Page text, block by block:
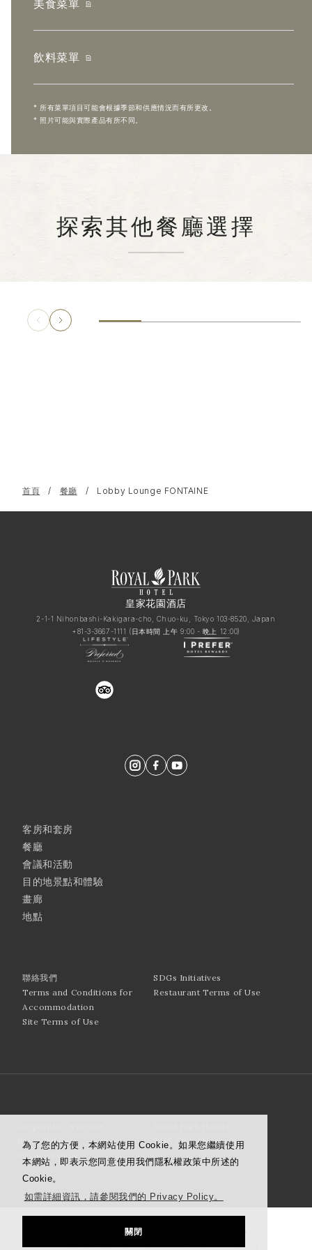
為了您的方便，本網站使用 Cookie。如果您繼續使用
本網站，即表示您同意使用我們隱私權政策中所述的
Cookie。
如需詳細資訊，請參閱我們的 Privacy Policy。
關閉
美食菜單
飲料菜單
* 所有菜單項目可能會根據季節和供應情況而有所更改。
* 照片可能與實際產品有所不同。
探索其他餐廳選擇
首頁 餐廳 Lobby Lounge FONTAINE
皇家花園酒店
2-1-1 Nihonbashi-Kakigara-cho, Chuo-ku, Tokyo 103-8520, Japan
+81-3-3667-1111 (日本時間 上午 9:00 - 晩上 12:00)
客房和套房
餐廳
會議和活動
目的地景點和體驗
畫廊
地點
聯絡我們
SDGs Initiatives
Terms and Conditions for
Accommodation
Restaurant Terms of Use
Site Terms of Use
News Release
THE Club Members
Privacy Policy
© Mitsubishi Estate Hotels & Resorts Co., Ltd. All rights reserved.